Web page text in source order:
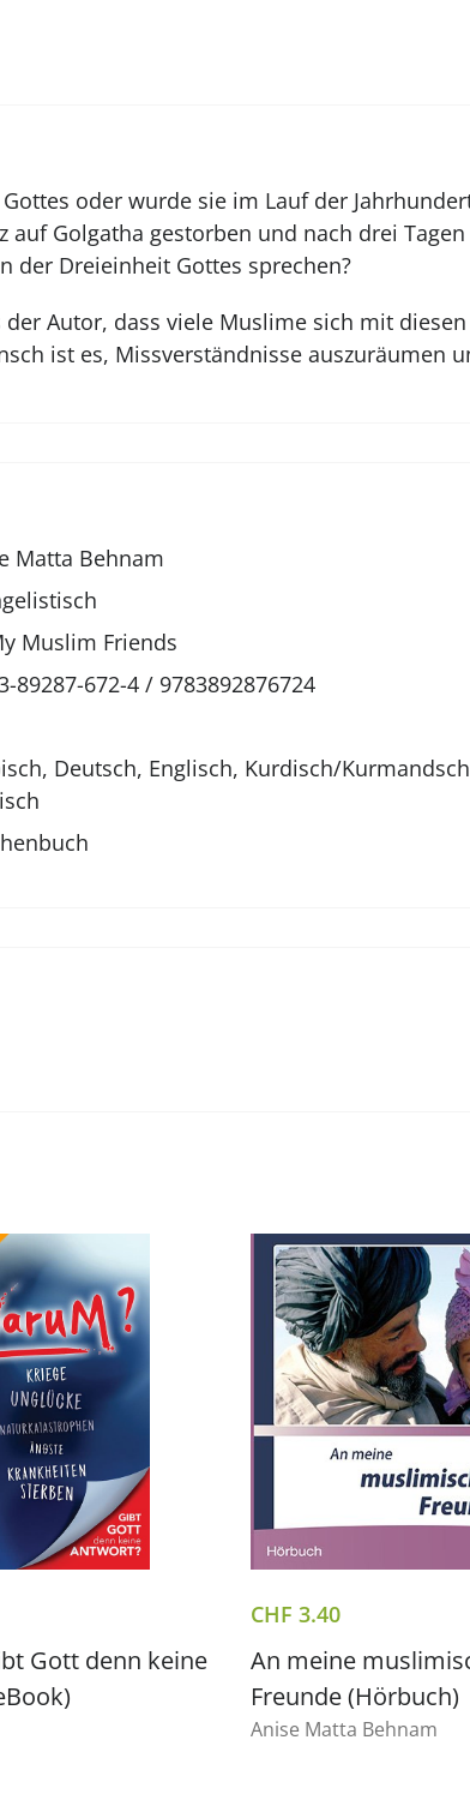
oder wurde sie im Lauf der
auf Golgatha gestorben und nach drei
der Dreieinheit Gottes sprechen?
Autor, dass viele Muslime sich mit
ist es, Missverständnisse auszuräumen
Matta Behnam
Muslim Friends
89287-672-4 / 9783892876724
Deutsch, Englisch, Kurdisch/
Gott denn keine
CHF 3.40
An meine
Freunde (Hörbuch)
Anise Matta Behnam